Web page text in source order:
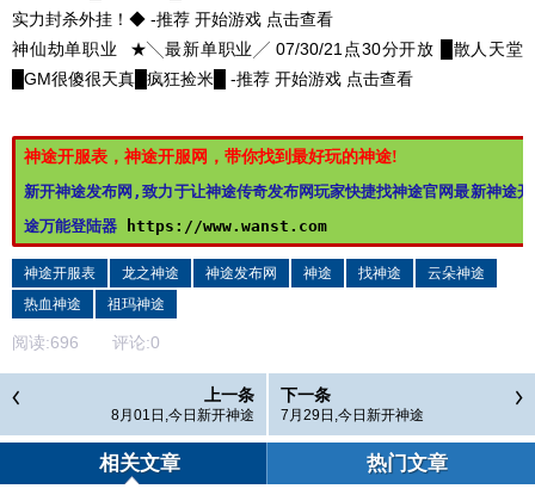
实力封杀外挂！◆ -推荐 开始游戏 点击查看
神仙劫单职业
★╲最新单职业╱ 07/30/21点30分开放
█散人天堂
█GM很傻很天真█疯狂捡米█ -推荐 开始游戏 点击查看
神途开服表，神途开服网，带你找到最好玩的神途!
新开神途发布网,致力于让神途传奇发布网玩家快捷找神途官网最新神途
途万能登陆器
https://www.wanst.com
神途开服表 龙之神途 神途发布网 神途 找神途
云朵神途
热血神途
祖玛神途
阅读:696 评论:0
上一条
8月01日,今日新开神途
下一条
7月29日,今日新开神途
相关文章 热门文章